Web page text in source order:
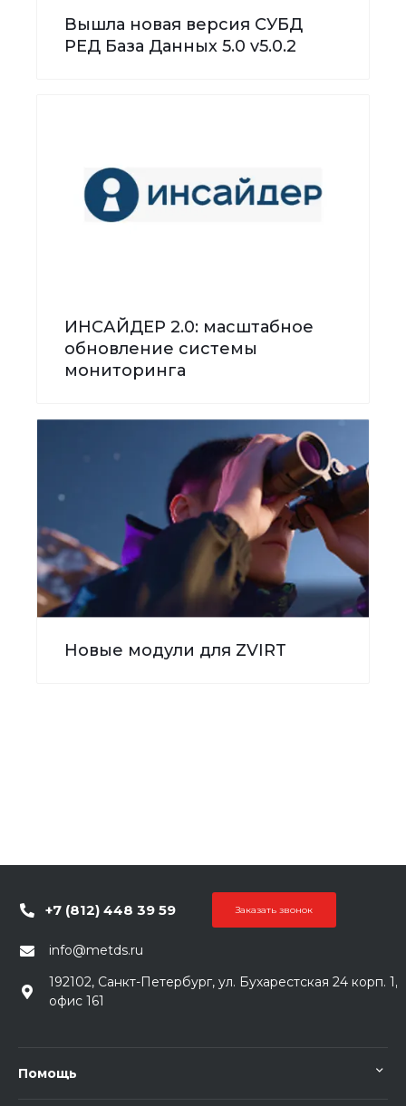
Вышла новая версия СУБД
РЕД База Данных 5.0 v5.0.2
ИНСАЙДЕР 2.0: масштабное
обновление системы
мониторинга
Новые модули для ZVIRT
+7 (812) 448 39 59 Заказать звонок
info@metds.ru
192102, Санкт-Петербург, ул. Бухарестская 24 корп. 1,
офис 161
Помощь